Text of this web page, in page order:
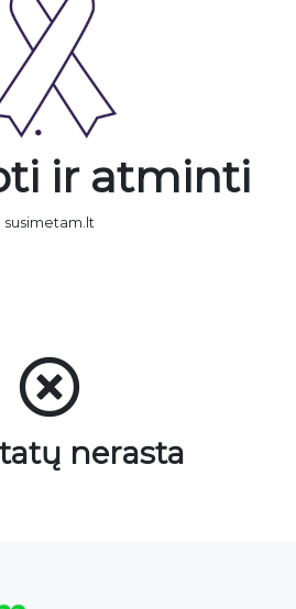
ir atminti
susimetam.lt
nerasta